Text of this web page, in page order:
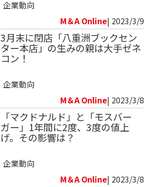
企業動向
M＆A Online| 2023/3/9
3月末に閉店「八重洲ブックセン
ター本店」の生みの親は大手ゼネ
コン！
企業動向
M＆A Online| 2023/3/8
「マクドナルド」と「モスバー
ガー」1年間に2度、3度の値上
げ。その影響は？
企業動向
M＆A Online| 2023/3/8